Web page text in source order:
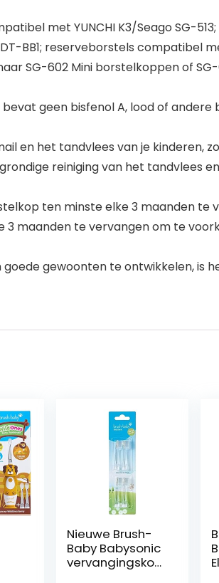
met YUNCHI K3/Seago SG-
BB1; reserveborstels compatibel
SG-602 Mini borstelkoppen of SG-
geen bisfenol A, lood of andere
en het tandvlees van je kinderen,
reiniging van het tandvlees
ten minste elke 3 maanden te
maanden te vervangen om te
gewoonten te ontwikkelen, is
Nieuwe Brush-
Baby Babysonic
vervangingskop